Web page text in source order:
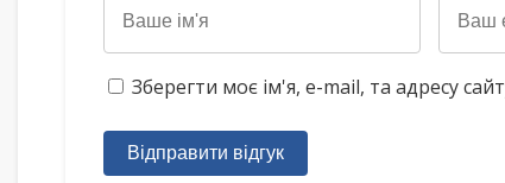
Зберегти моє ім'я, e-mail, та адресу
Відправити відгук